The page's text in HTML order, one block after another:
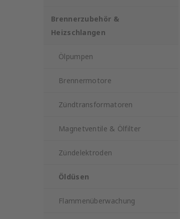
Brennerzubehör &
Heizschlangen
Ölpumpen
Brennermotore
Zündtransformatoren
Magnetventile & Ölfilter
Zündelektroden
Öldüsen
Flammenüberwachung